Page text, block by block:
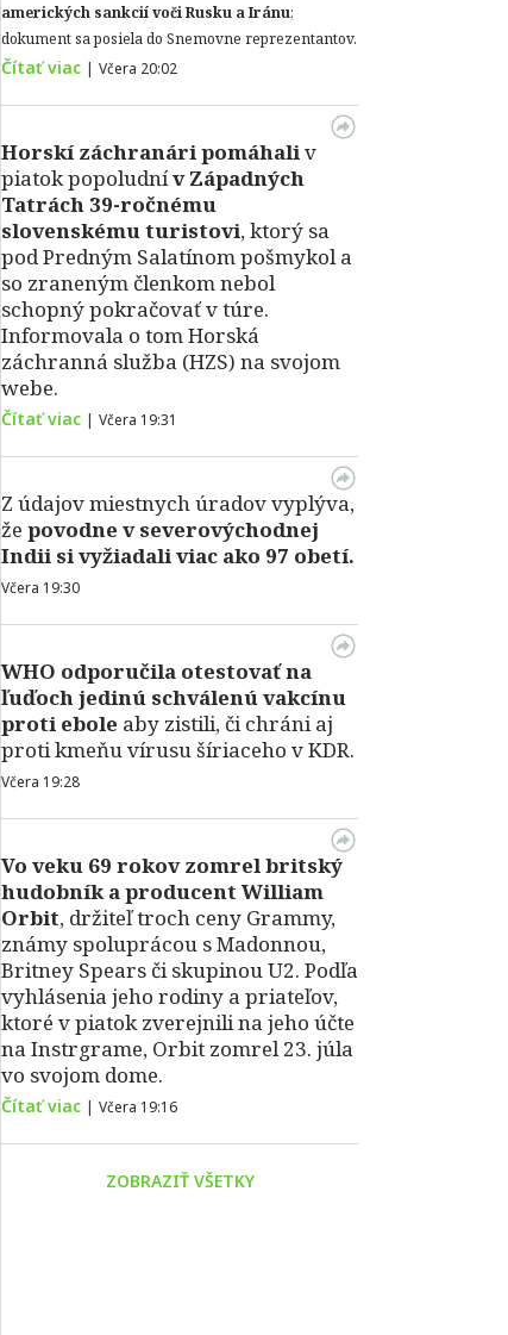
amerických sankcií voči Rusku a Iránu;
dokument sa posiela do Snemovne reprezentantov.
Čítať viac | Včera 20:02
Horskí záchranári pomáhaliv
piatok popoludnív Západných
Tatrách 39-ročnému
slovenskému turistovi, ktorý sa
pod Predným Salatínom pošmykol a
so zraneným členkom nebol
schopný pokračovať v túre.
Informovala o tom Horská
záchranná služba (HZS) na svojom
webe.
Čítať viac | Včera 19:31
Z údajov miestnych úradov vyplýva,
že povodne v severovýchodnej
Indii si vyžiadali viac ako 97 obetí.
Včera 19:30
WHO odporučila otestovať na
ľuďoch jedinú schválenú vakcínu
proti ebole aby zistili, či chráni aj
proti kmeňu vírusu šíriaceho v KDR.
Včera 19:28
Vo veku 69 rokov zomrel britský
hudobník a producent William
Orbit, držiteľ troch ceny Grammy,
známy spoluprácou s Madonnou,
Britney Spears či skupinou U2. Podľa
vyhlásenia jeho rodiny a priateľov,
ktoré v piatok zverejnili na jeho účte
na Instrgrame, Orbit zomrel 23. júla
vo svojom dome.
Čítať viac | Včera 19:16
ZOBRAZIŤ VŠETKY